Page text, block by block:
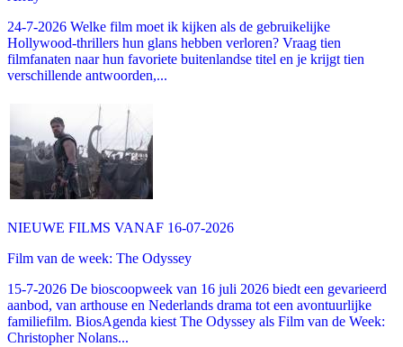
24-7-2026 Welke film moet ik kijken als de gebruikelijke
Hollywood-thrillers hun glans hebben verloren? Vraag tien
filmfanaten naar hun favoriete buitenlandse titel en je krijgt tien
verschillende antwoorden,...
NIEUWE FILMS VANAF 16-07-2026
Film van de week: The Odyssey
15-7-2026 De bioscoopweek van 16 juli 2026 biedt een gevarieerd
aanbod, van arthouse en Nederlands drama tot een avontuurlijke
familiefilm. BiosAgenda kiest The Odyssey als Film van de Week:
Christopher Nolans...